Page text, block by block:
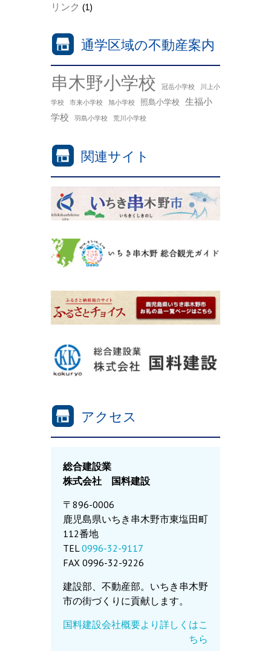
リンク (1)
通学区域の不動産案内
串木野小学校 冠岳小学校
川上小
学校
市来小学校 旭小学校 照島小学校 生福小
学校
羽島小学校 荒川小学校
関連サイト
アクセス
総合建設業
株式会社 国料建設
〒896-0006
鹿児島県いちき串木野市東塩田町
112番地
TEL0996-32-9117
FAX 0996-32-9226
建設部、不動産部。いちき串木野
市の街づくりに貢献します。
国料建設会社概要より詳しくはこ
ちら